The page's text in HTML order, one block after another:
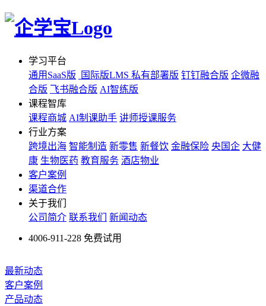
学习平台
通用SaaS版
国际版LMS 私有部署版 钉钉融合版 企微融
合版 飞书融合版 AI智练版
课程智库
课程商城 AI制课助手 讲师授课服务
行业方案
跨境出海 智能制造 新零售 新餐饮 金融保险 央国企 大健
康 生物医药 教育服务 酒店物业
客户案例
渠道合作
关于我们
公司简介 联系我们 新闻动态
4006-911-228 免费试用
最新动态
客户案例
产品动态